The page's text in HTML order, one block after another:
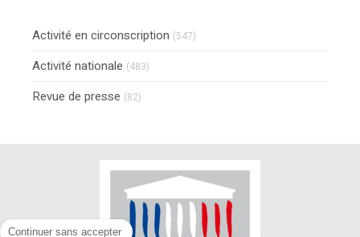
Activité en circonscription (547)
Activité nationale (483)
Revue de presse (82)
Continuer sans accepter